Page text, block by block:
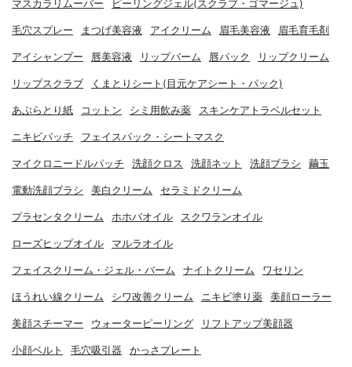
マスカラリムーバー ピーリングジェル(スクラブ・ゴマージュ)
毛穴スプレー まつげ美容液 アイクリーム 眉毛美容液 眉毛育毛剤
アイシャンプー 唇美容液 リップバーム 唇パック リップクリーム
リップスクラブ くまとりシート(目元ケアシート・パック)
あぶらとり紙 コットン シミ用飲み薬 スキンケアトラベルセット
ニキビパッチ フェイスパック・シートマスク
マイクロニードルパッチ 洗顔クロス 洗顔ネット 洗顔ブラシ 繭玉
電動洗顔ブラシ 美白クリーム セラミドクリーム
プラセンタクリーム ホホバオイル スクワランオイル
ローズヒップオイル マルラオイル
フェイスクリーム・ジェル・バーム ナイトクリーム ワセリン
ほうれい線クリーム シワ改善クリーム ニキビ塗り薬 美顔ローラー
美顔スチーマー ウォーターピーリング リフトアップ美顔器
小顔ベルト 毛穴吸引器 かっさプレート